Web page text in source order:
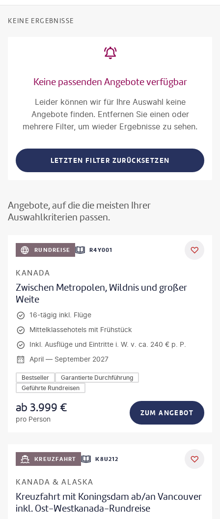
KEINE ERGEBNISSE
Keine passenden Angebote verfügbar
Leider können wir für Ihre Auswahl keine
Angebote finden. Entfernen Sie einen oder
mehrere Filter, um wieder Ergebnisse zu sehen.
LETZTEN FILTER ZURÜCKSETZEN
Angebote, auf die die meisten Ihrer
Auswahlkriterien passen.
RUNDREISE R4Y001
KANADA
Zwischen Metropolen, Wildnis und großer
Weite
16-tägig inkl. Flüge
Mittelklassehotels mit Frühstück
Inkl. Ausflüge und Eintritte i. W. v. ca. 240 € p. P.
April — September 2027
Bestseller
Garantierte Durchführung
Geführte Rundreisen
ab3.999 €
pro Person
ZUM ANGEBOT
KREUZFAHRT K8U212
KANADA & ALASKA
Kreuzfahrt mit Koningsdam ab/an Vancouver
inkl. Ost-Westkanada-Rundreise